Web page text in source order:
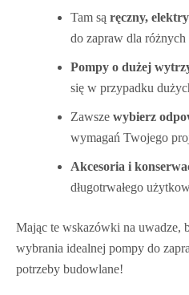
Tam są ręczny,
do zapraw dla różnych
Pompy o dużej
się w przypadku
Zawsze wybierz
wymagań Twojego
Akcesoria i
długotrwałego
Mając te wskazówki na uwadze,
wybrania idealnej pompy do
potrzeby budowlane!